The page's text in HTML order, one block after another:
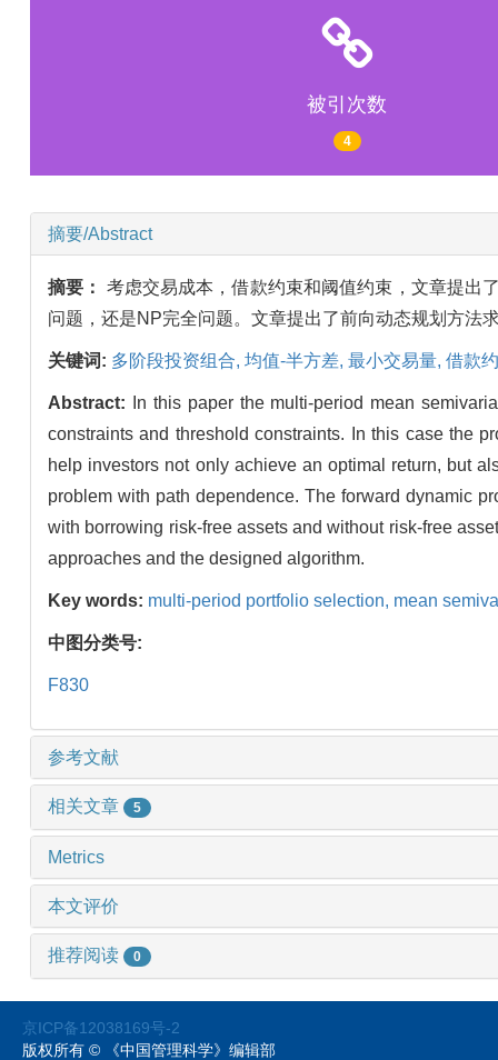
被引次数
4
摘要/Abstract
摘要： 考虑交易成本，借款约束和阈值约束，文章提出
问题，还是NP完全问题。文章提出了前向动态规划方法
关键词: 多阶段投资组合, 均值-半方差, 最小交易量, 借款
Abstract:
In this paper the multi-period mean
constraints and threshold constraints. In this case the
help investors not only achieve an optimal return, but
problem with path dependence. The forward dynamic
with borrowing risk-free assets and without risk-free
approaches and the designed algorithm.
Key words: multi-period portfolio selection, mean
中图分类号:
F830
参考文献
相关文章 5
Metrics
本文评价
推荐阅读 0
京ICP备12038169号-2
版权所有 © 《中国管理科学》编辑部